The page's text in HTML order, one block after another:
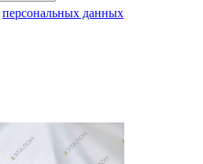
персональных данных